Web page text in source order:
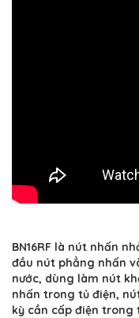
BN16RF là nút nhấn
đầu nút phẳng nhấn
nước, dùng làm nút
nhấn trong tủ điện,
kỳ cần cấp điện trong